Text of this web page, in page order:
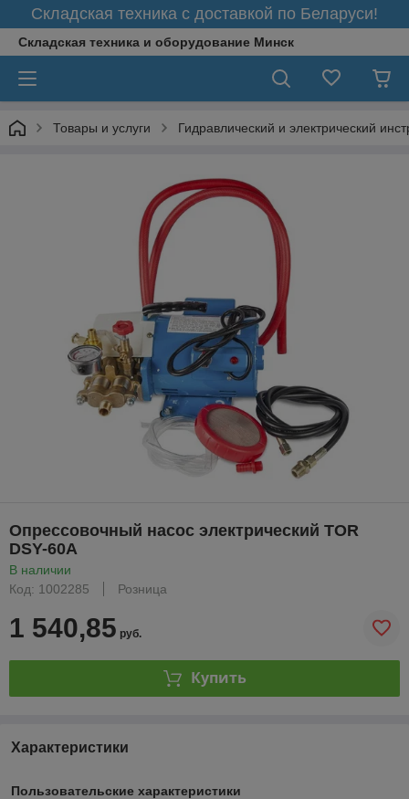
Складская техника с доставкой по Беларуси!
Складская техника и оборудование Минск
Товары и услуги Гидравлический и электрический
Опрессовочный насос электрический TOR
DSY-60А
В наличии
Код: 1002285
Розница
1 540,85 руб.
Купить
Характеристики
Пользовательские характеристики